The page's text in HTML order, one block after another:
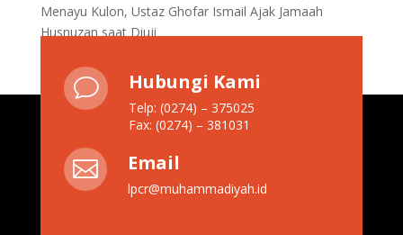
Menayu Kulon, Ustaz Ghofar Ismail Ajak Jamaah
Husnuzan saat Diuji
v Hubungi Kami
Telp: (0274) – 375025
Fax: (0274) – 381031
 Email
lpcr@muhammadiyah.id